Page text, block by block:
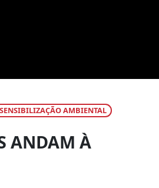
AMBIENTAL
ANDAM À